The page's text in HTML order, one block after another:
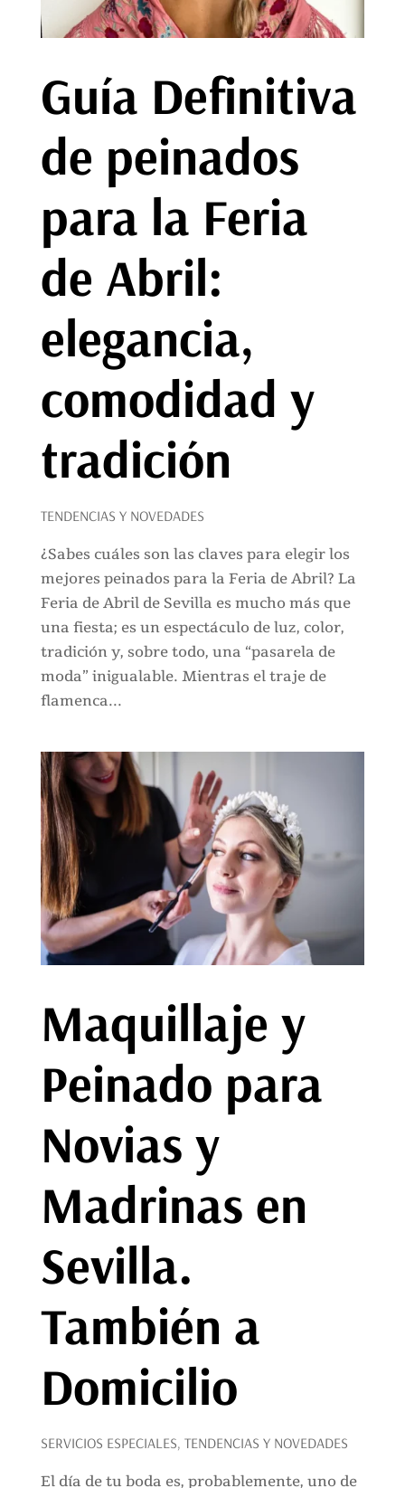
Guía Definitiva
de peinados
para la Feria
de Abril:
elegancia,
comodidad y
tradición
TENDENCIAS Y NOVEDADES
¿Sabes cuáles son las claves para elegir los
mejores peinados para la Feria de Abril? La
Feria de Abril de Sevilla es mucho más que
una fiesta; es un espectáculo de luz, color,
tradición y, sobre todo, una “pasarela de
moda” inigualable. Mientras el traje de
flamenca...
Maquillaje y
Peinado para
Novias y
Madrinas en
Sevilla.
También a
Domicilio
SERVICIOS ESPECIALES, TENDENCIAS Y NOVEDADES
El día de tu boda es, probablemente, uno de